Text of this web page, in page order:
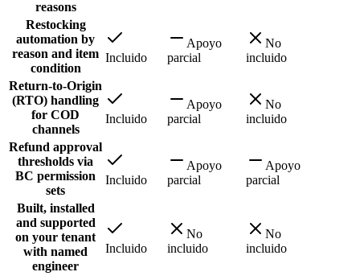
reasons
Restocking
automation by
reason and item
condition
Incluido
Apoyo
parcial
No
incluido
Return-to-Origin
(RTO) handling
for COD
channels
Incluido
Apoyo
parcial
No
incluido
Refund approval
thresholds via
BC permission
sets
Incluido
Apoyo
parcial
Apoyo
parcial
Built, installed
and supported
on your tenant
with named
engineer
Incluido
No
incluido
No
incluido